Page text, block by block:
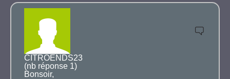
CITROENDS23
(nb réponse 1)
Bonsoir,